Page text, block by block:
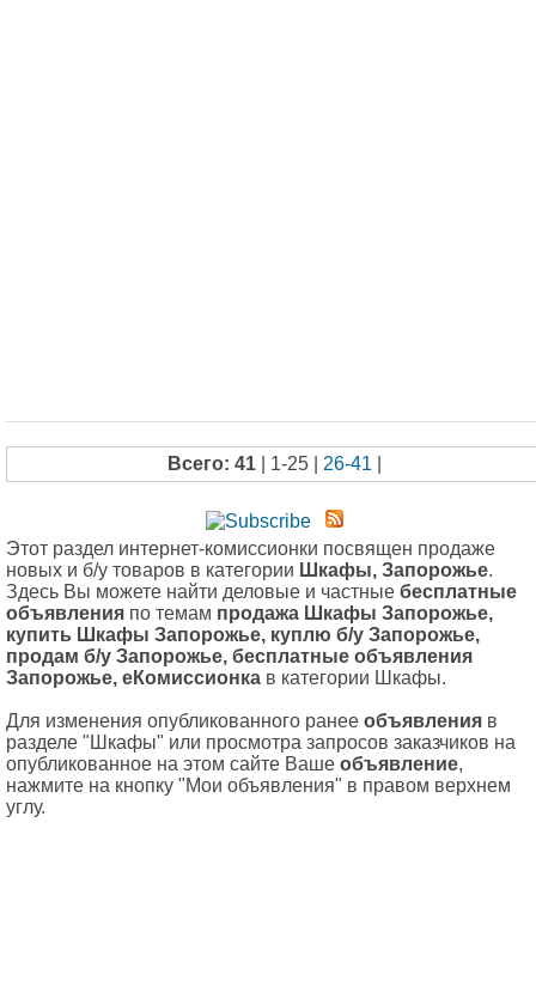
Всего: 41| 1-25 | 26-41
Этот раздел интернет-комиссионки посвящен продаже
новых и б/у товаров в категории Шкафы, Запорожье.
Здесь Вы можете найти деловые и частные бесплатные
объявления по темам продажа Шкафы Запорожье,
купить Шкафы Запорожье, куплю б/у Запорожье,
продам б/у Запорожье, бесплатные объявления
Запорожье, еКомиссионка в категории Шкафы.
Для изменения опубликованного ранее объявления в
разделе "Шкафы" или просмотра запросов заказчиков на
опубликованное на этом сайте Ваше объявление,
нажмите на кнопку "Мои объявления" в правом верхнем
углу.